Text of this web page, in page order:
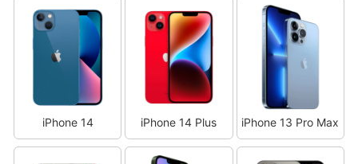
iPhone 14 iPhone 14 Plus iPhone 13 Pro Max